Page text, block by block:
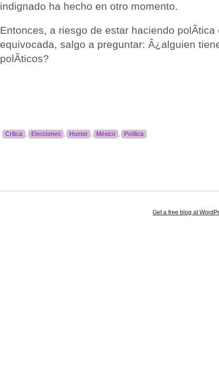
indignado ha hecho en otro momento.
Entonces, a riesgo de estar haciendo polÃ­tica
equivocada, salgo a preguntar: Â¿alguien
polÃ­ticos?
Crítica , Elecciones , Humor , México , Política
Get a free blog at